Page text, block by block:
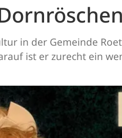
in der Gemeinde
ist er zurecht ein